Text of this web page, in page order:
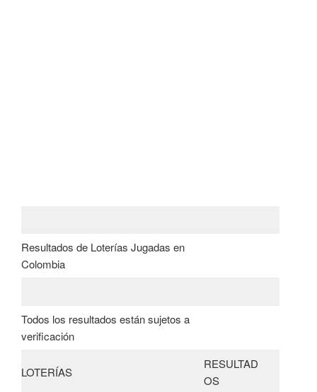
Resultados de Loterías Jugadas en
Colombia
Todos los resultados están sujetos a
verificación
LOTERÍAS
RESULTAD
OS